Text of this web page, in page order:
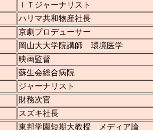
ＩＴジャーナリスト
ハリマ共和物産社長
京劇プロデューサー
岡山大大学院講師 環境医学
映画監督
蘇生会総合病院
ジャーナリスト
財務次官
スズキ社長
東邦学園短期大教授 メディア論